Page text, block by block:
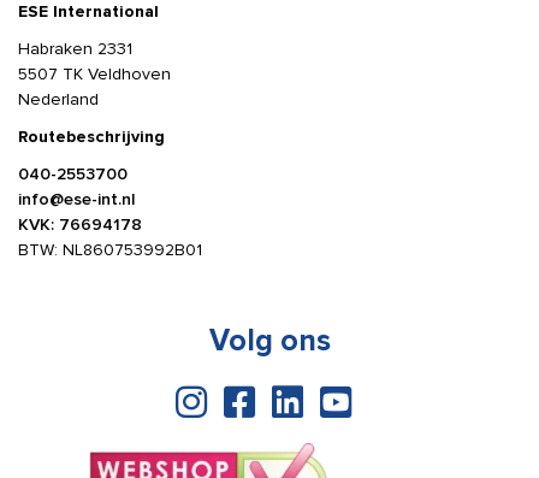
ESE International
Habraken 2331
5507 TK Veldhoven
Nederland
Routebeschrijving
040-2553700
info@ese-int.nl
KVK: 76694178
BTW: NL860753992B01
Volg ons